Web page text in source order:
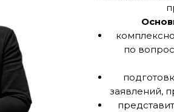
по
заявлений,